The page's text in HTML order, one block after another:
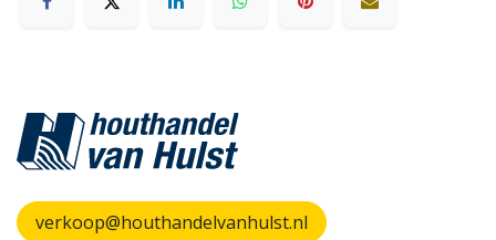
verkoop@houthandelvanhulst.nl